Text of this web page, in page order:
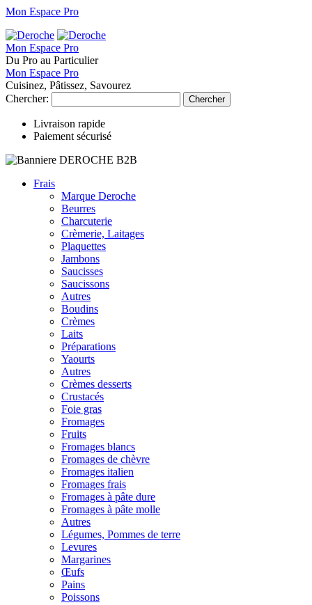
Mon Espace Pro
Mon Espace Pro
Du Pro au Particulier
Mon Espace Pro
Cuisinez, Pâtissez, Savourez
Chercher:
Chercher
Livraison rapide
Paiement sécurisé
Frais
Marque Deroche
Beurres
Charcuterie
Crèmerie, Laitages
Plaquettes
Jambons
Saucisses
Saucissons
Autres
Boudins
Crèmes
Laits
Préparations
Yaourts
Autres
Crèmes desserts
Crustacés
Foie gras
Fromages
Fruits
Fromages blancs
Fromages de chèvre
Fromages italien
Fromages frais
Fromages à pâte dure
Fromages à pâte molle
Autres
Légumes, Pommes de terre
Levures
Margarines
Œufs
Pains
Poissons